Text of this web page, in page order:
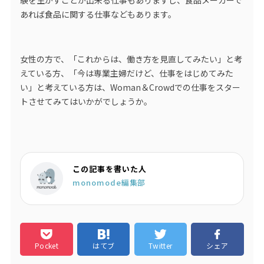
あれば食品に関する仕事などもあります。
女性の方で、「これからは、働き方を見直してみたい」と考
えている方、「今は専業主婦だけど、仕事をはじめてみた
い」と考えている方は、Woman＆Crowdでの仕事をスター
トさせてみてはいかがでしょうか。
この記事を書いた人
monomode編集部
Pocket はてブ Twitter シェア